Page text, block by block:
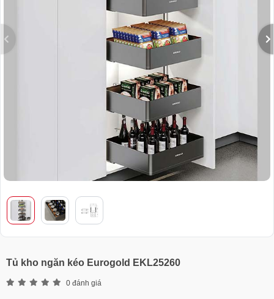
Tủ kho ngăn kéo Eurogold EKL25260
0 đánh giá